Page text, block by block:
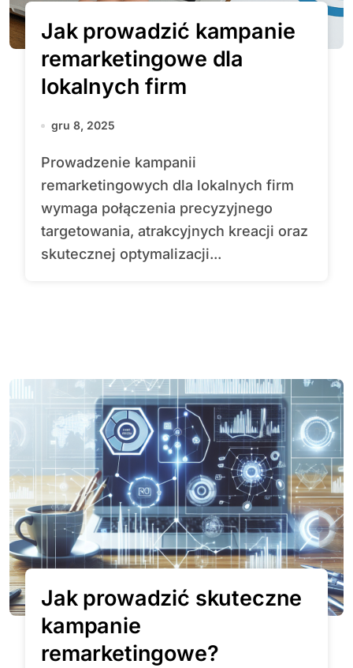
Jak prowadzić kampanie
remarketingowe dla
lokalnych firm
gru 8, 2025
Prowadzenie kampanii
remarketingowych dla lokalnych firm
wymaga połączenia precyzyjnego
targetowania, atrakcyjnych kreacji oraz
skutecznej optymalizacji...
Jak prowadzić skuteczne
kampanie
remarketingowe?